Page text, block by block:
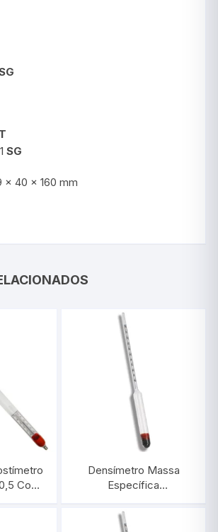
SG
x 40 x 160 mm
Com
Densímetro Massa
Específica
INCOTERM 5590